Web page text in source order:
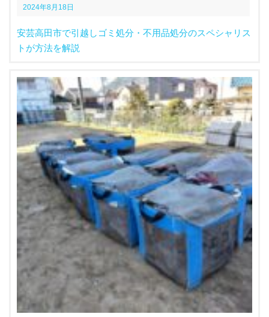
2024年8月18日
安芸高田市で引越しゴミ処分・不用品処分のスペシャリス
トが方法を解説